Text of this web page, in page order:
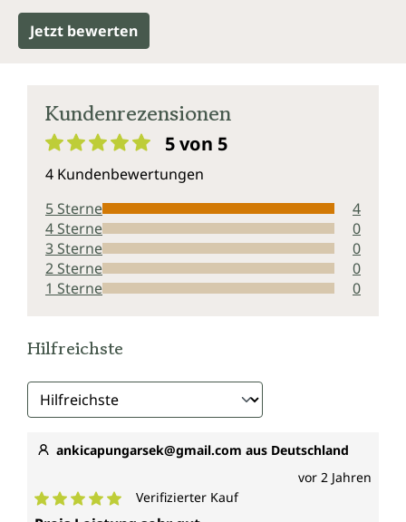
gelangen.
Jetzt bewerten
Kundenrezensionen
5 von 5
4 Kundenbewertungen
5 Sterne
4
4 Sterne
0
3 Sterne
0
2 Sterne
0
1 Sterne
0
Hilfreichste
ankicapungarsek@gmail.com aus Deutschland
vor 2 Jahren
Durchschnittliche Bewertung von 5 von 5 Sternen
Verifizierter Kauf